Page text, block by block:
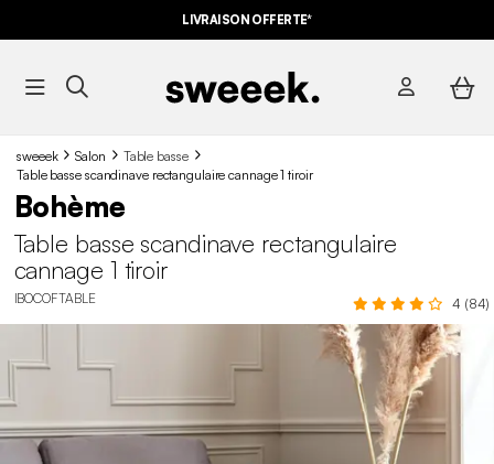
LIVRAISON OFFERTE*
sweeek Salon
Table basse
Table basse scandinave rectangulaire cannage 1 tiroir
Bohème
Table basse scandinave rectangulaire
cannage 1 tiroir
IBOCOFTABLE 4 (84)